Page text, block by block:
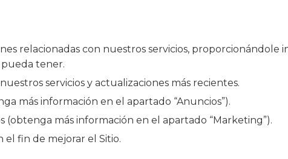
relacionadas con nuestros servicios, proporcionándole
tener.
servicios y actualizaciones más recientes.
más información en el apartado “Anuncios”).
más información en el apartado “Marketing”).
el fin de mejorar el Sitio.